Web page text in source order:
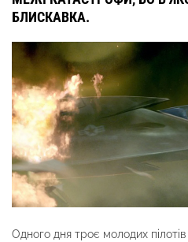
БЛИСКАВКА.
Одного дня троє молодих